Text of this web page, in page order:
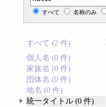
すべて 名称のみ
すべて (2 件)
個人名 (0 件)
家族名 (0 件)
団体名 (0 件)
地名 (0 件)
統一タイトル (0 件)